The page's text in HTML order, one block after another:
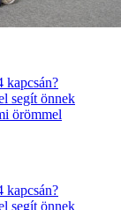
kapcsán?
segít önnek
örömmel
kapcsán?
segít önnek